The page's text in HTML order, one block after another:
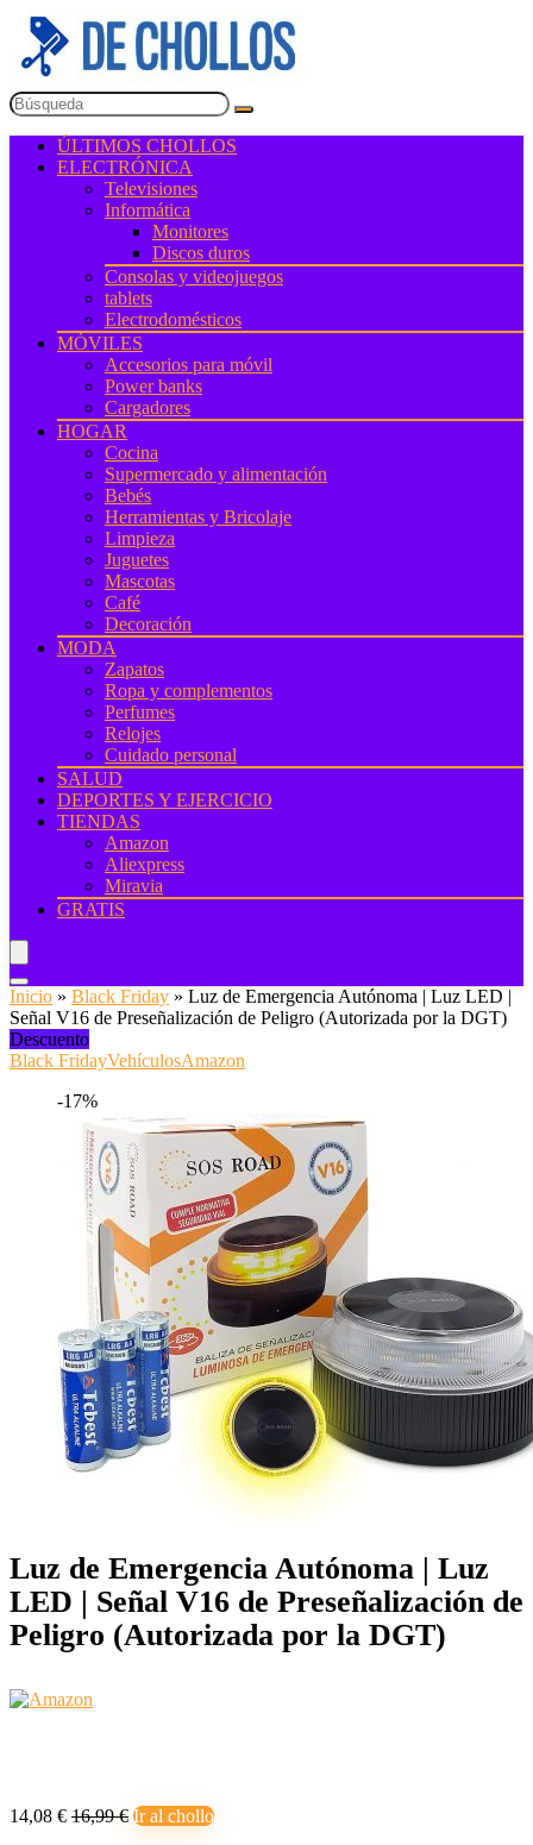
ÚLTIMOS CHOLLOS
ELECTRÓNICA
Televisiones
Informática
Monitores
Discos duros
Consolas y videojuegos
tablets
Electrodomésticos
MÓVILES
Accesorios para móvil
Power banks
Cargadores
HOGAR
Cocina
Supermercado y alimentación
Bebés
Herramientas y Bricolaje
Limpieza
Juguetes
Mascotas
Café
Decoración
MODA
Zapatos
Ropa y complementos
Perfumes
Relojes
Cuidado personal
SALUD
DEPORTES Y EJERCICIO
TIENDAS
Amazon
Aliexpress
Miravia
GRATIS
Inicio » Black Friday » Luz de Emergencia Autónoma | Luz LED |
Señal V16 de Preseñalización de Peligro (Autorizada por la DGT)
Descuento
Black FridayVehículosAmazon
-17%
Luz de Emergencia Autónoma | Luz
LED | Señal V16 de Preseñalización de
Peligro (Autorizada por la DGT)
14,08 € 16,99 € Ir al chollo